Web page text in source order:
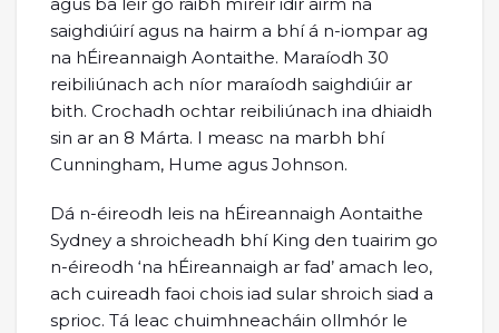
agus ba léir go raibh míréir idir airm na
saighdiúirí agus na hairm a bhí á n-iompar ag
na hÉireannaigh Aontaithe. Maraíodh 30
reibiliúnach ach níor maraíodh saighdiúir ar
bith. Crochadh ochtar reibiliúnach ina dhiaidh
sin ar an 8 Márta. I measc na marbh bhí
Cunningham, Hume agus Johnson.
Dá n-éireodh leis na hÉireannaigh Aontaithe
Sydney a shroicheadh bhí King den tuairim go
n-éireodh ‘na hÉireannaigh ar fad’ amach leo,
ach cuireadh faoi chois iad sular shroich siad a
sprioc. Tá leac chuimhneacháin ollmhór le